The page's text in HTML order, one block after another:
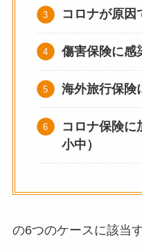
コロナが原因
傷害保険に感
海外旅行保険
コロナ保険に
小中）
の6つのケースに該当